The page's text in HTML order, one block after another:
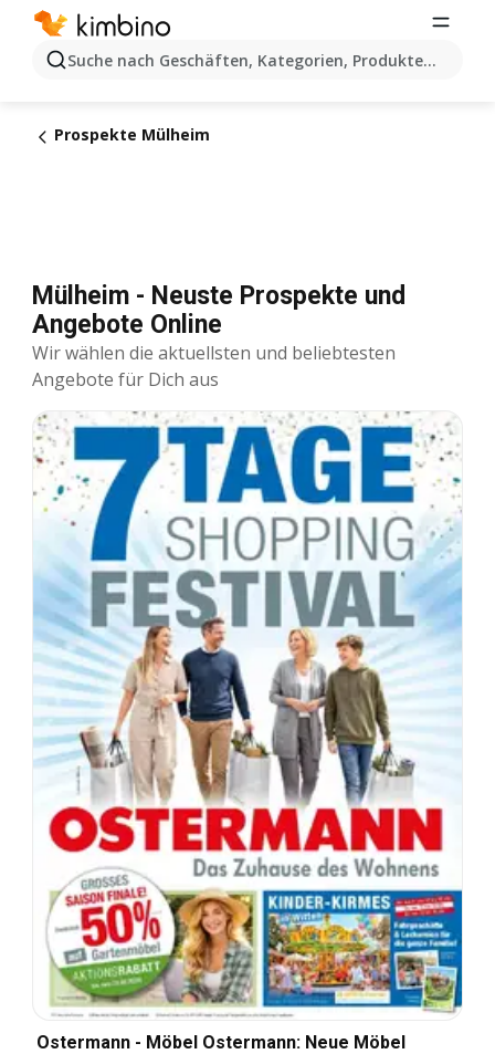
Suche nach Geschäften, Kategorien, Produkten...
Prospekte Mülheim
Mülheim - Neuste Prospekte und
Angebote Online
Wir wählen die aktuellsten und beliebtesten
Angebote für Dich aus
Ostermann - Möbel Ostermann: Neue Möbel